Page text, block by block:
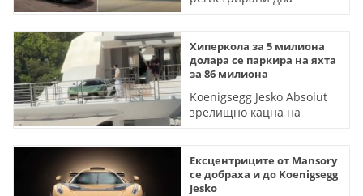
Хиперкола за 5 милиона
долара се паркира на яхта
за 86 милиона
Koenigsegg Jesko Absolut
зрелищно кацна на
Ексцентриците от Mansory
се добраха и до Koenigsegg
Jesko